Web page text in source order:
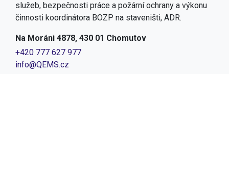
služeb, bezpečnosti práce a požární ochrany a výkonu
činnosti koordinátora BOZP na staveništi, ADR.
Na Moráni 4878, 430 01 Chomutov
+420 777 627 977
info@QEMS.cz